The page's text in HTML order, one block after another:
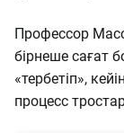
Профессор
бірнеше сағат
«тербетіп»,
процесс